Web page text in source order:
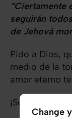
“Ciertamente
seguirán
de Jehová
Pido a Dios,
medio de la
amor eterno
¡Su bondad te
Change